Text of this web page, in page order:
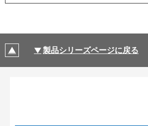
製品シリーズページに戻る